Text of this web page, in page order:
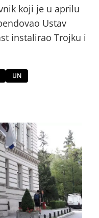
koji je u aprilu
Ustav
instalirao Trojku i
UN